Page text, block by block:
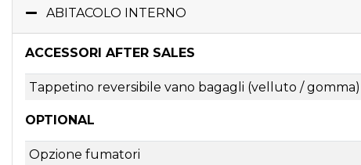
ABITACOLO INTERNO
ACCESSORI AFTER SALES
Tappetino reversibile vano bagagli (velluto / gomma)
OPTIONAL
Opzione fumatori